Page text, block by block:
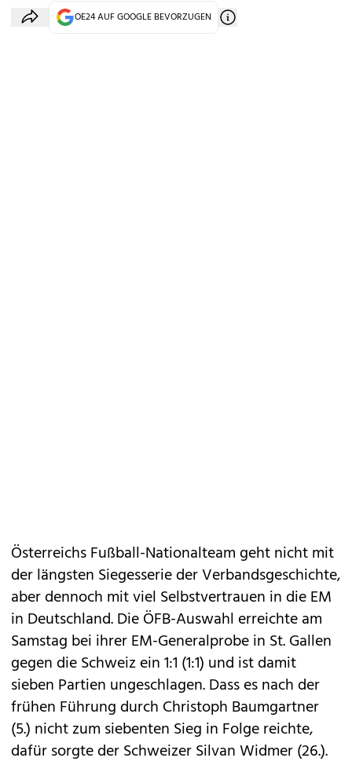
OE24 AUF GOOGLE BEVORZUGEN
Österreichs Fußball-Nationalteam geht nicht mit
der längsten Siegesserie der Verbandsgeschichte,
aber dennoch mit viel Selbstvertrauen in die EM
in Deutschland. Die ÖFB-Auswahl erreichte am
Samstag bei ihrer EM-Generalprobe in St. Gallen
gegen die Schweiz ein 1:1 (1:1) und ist damit
sieben Partien ungeschlagen. Dass es nach der
frühen Führung durch Christoph Baumgartner
(5.) nicht zum siebenten Sieg in Folge reichte,
dafür sorgte der Schweizer Silvan Widmer (26.).